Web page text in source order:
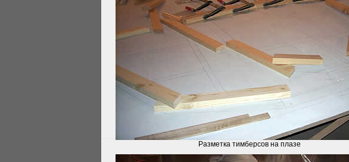
Разметка тимберсов на плазе